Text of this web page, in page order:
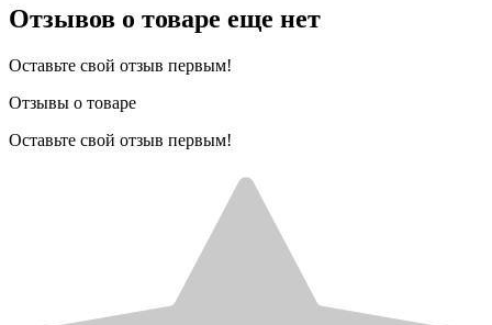
Отзывов о товаре еще нет
Оставьте свой отзыв первым!
Отзывы о товаре
Оставьте свой отзыв первым!